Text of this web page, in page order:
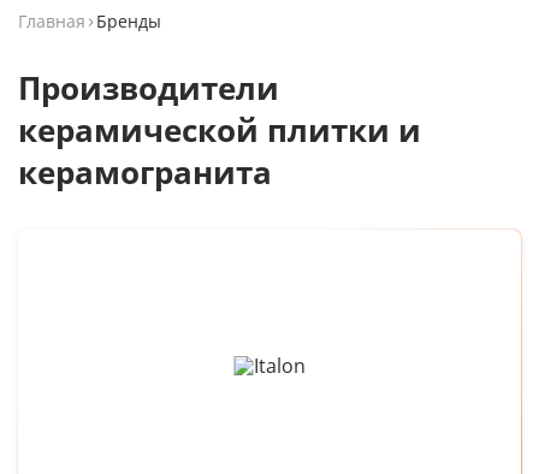
Главная Бренды
Производители
керамической плитки и
керамогранита